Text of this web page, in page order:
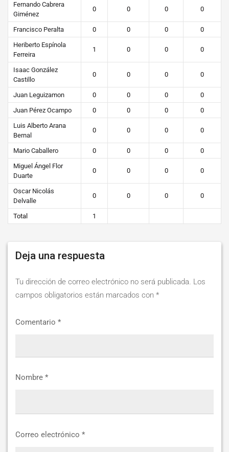
Fernando Cabrera
Giménez
0 0 0 0
Francisco Peralta 0 0 0
0
Heriberto Espínola
Ferreira
1 0 0 0
Isaac González
Castillo
0 0 0 0
Juan Leguizamon 0 0 0
0
Juan Pérez Ocampo
0 0 0
0
Luis Alberto Arana
Bernal
0 0 0 0
Mario Caballero 0 0 0
0
Miguel Ángel Flor
Duarte
0 0 0 0
Oscar Nicolás
Delvalle
0 0 0 0
Total 1
Deja una respuesta
Tu dirección de correo electrónico no será publicada. Los
campos obligatorios están marcados con *
Comentario *
Nombre *
Correo electrónico *